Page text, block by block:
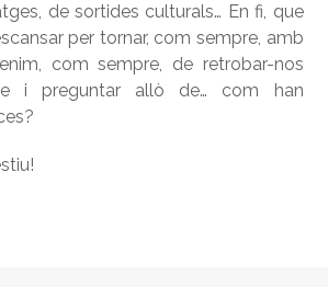
de sortides culturals… En fi, que
per tornar, com sempre, amb
com sempre, de retrobar-nos
i preguntar allò de… com han